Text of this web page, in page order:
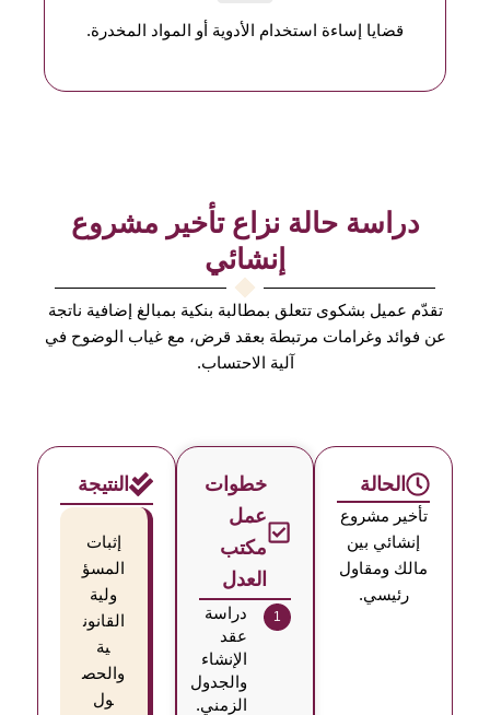
قضايا إساءة استخدام الأدوية أو المواد المخدرة.
دراسة حالة نزاع تأخير مشروع
إنشائي
تقدّم عميل بشكوى تتعلق بمطالبة بنكية بمبالغ إضافية ناتجة
عن فوائد وغرامات مرتبطة بعقد قرض، مع غياب الوضوح في
آلية الاحتساب.
الحالة
تأخير مشروع
إنشائي بين
مالك ومقاول
رئيسي.
خطوات
عمل
مكتب
العدل
دراسة
عقد
الإنشاء
والجدول
الزمني.
النتيجة
إثبات
المسؤ
ولية
القانون
ية
والحص
ول